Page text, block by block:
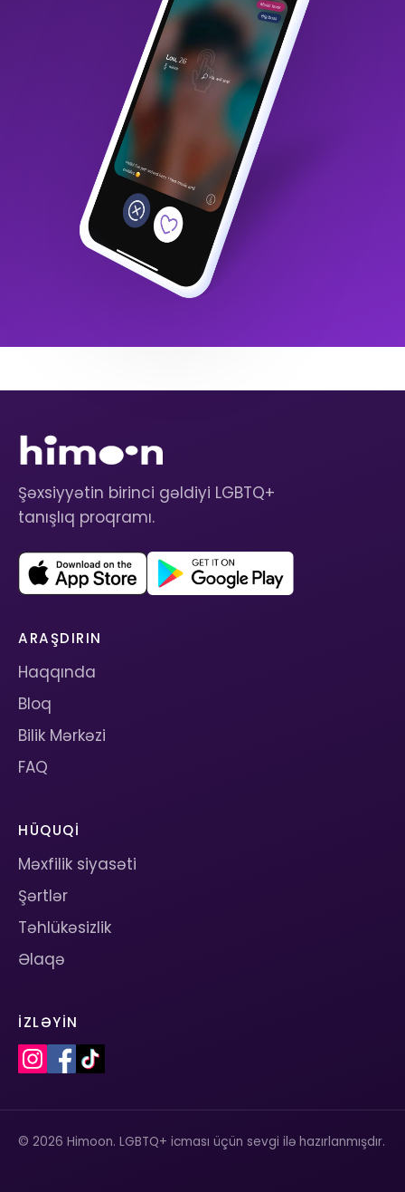
Şəxsiyyətin birinci gəldiyi LGBTQ+
tanışlıq proqramı.
ARAŞDIRIN
Haqqında
Bloq
Bilik Mərkəzi
FAQ
HÜQUQI
Məxfilik siyasəti
Şərtlər
Təhlükəsizlik
Əlaqə
İZLƏYIN
© 2026 Himoon. LGBTQ+ icması üçün sevgi ilə hazırlanmışdır.